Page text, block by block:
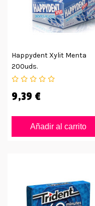
Happydent Xylit Menta
200uds.
9,39 €
Añadir al carrito